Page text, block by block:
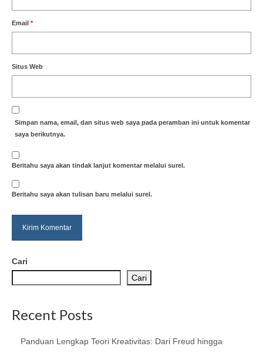
Email *
Situs Web
Simpan nama, email, dan situs web saya pada peramban ini untuk komentar
saya berikutnya.
Beritahu saya akan tindak lanjut komentar melalui surel.
Beritahu saya akan tulisan baru melalui surel.
Cari
Cari
Recent Posts
Panduan Lengkap Teori Kreativitas: Dari Freud hingga